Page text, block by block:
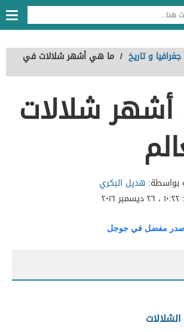
جغرافيا و تاريخ / ما هي أشهر شلالات في
شلالات
بواسطة: هديل البكري
١٠:٢٢ ، ٢٦ ديسمبر ٢٠١٦
مفضل في جوجل